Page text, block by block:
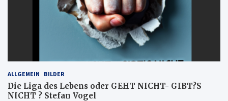
ALLGEMEIN BILDER
Die Liga des Lebens oder GEHT NICHT- GIBT?S
NICHT ? Stefan Vogel